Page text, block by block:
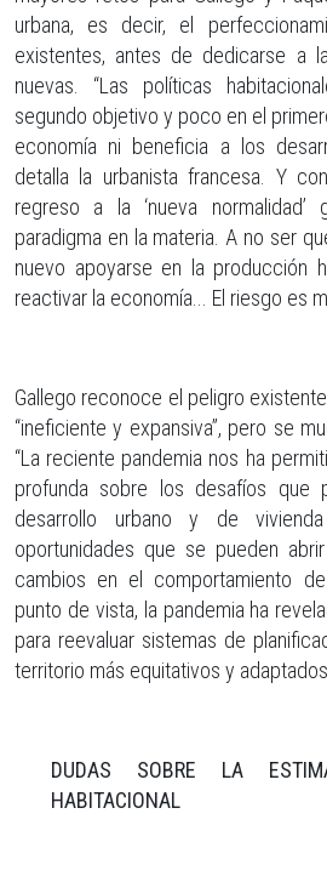
urbana, es decir, el
existentes, antes de dedicarse a
nuevas. “Las políticas
segundo objetivo y poco en el
economía ni beneficia a los
detalla la urbanista francesa. Y
regreso a la ‘nueva
paradigma en la materia. A no ser
nuevo apoyarse en la producción
reactivar la economía... El riesgo es
Gallego reconoce el peligro
“ineficiente y expansiva”, pero se
“La reciente pandemia nos ha
profunda sobre los desafíos que
desarrollo urbano y de
oportunidades que se pueden
cambios en el comportamiento
punto de vista, la pandemia ha
para reevaluar sistemas de
territorio más equitativos y
DUDAS SOBRE LA
HABITACIONAL